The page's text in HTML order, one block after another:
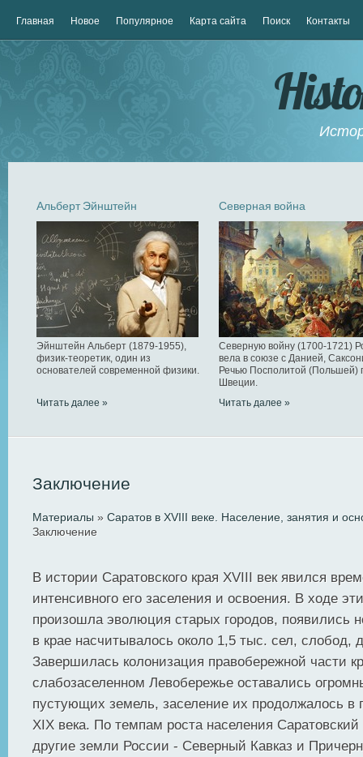
Главная Новое Популярное Карта сайта Поиск Контакты
Альберт Эйнштейн
Эйнштейн Альберт (1879-1955),
физик-теоретик, один из
основателей современной физики.
Читать далее »
Северная война
Северную войну (1700-1721)
вела в союзе с Данией,
Речью Посполитой (Польшей)
Швеции.
Читать далее »
Заключение
Материалы » Саратов в XVIII веке. Население, занятия и
Заключение
В истории Саратовского края XVIII век явился
интенсивного его заселения и освоения. В ходе
произошла эволюция старых городов, появились
в крае насчитывалось около 1,5 тыс. сел, слобод,
Завершилась колонизация правобережной части
слабозаселенном Левобережье оставались
пустующих земель, заселение их продолжалось в
XIX века. По темпам роста населения
другие земли России - Северный Кавказ и